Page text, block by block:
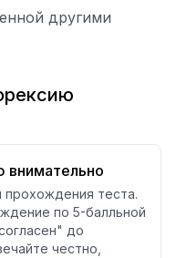
другими
внимательно
прохождения теста.
по 5-балльной
до
честно,